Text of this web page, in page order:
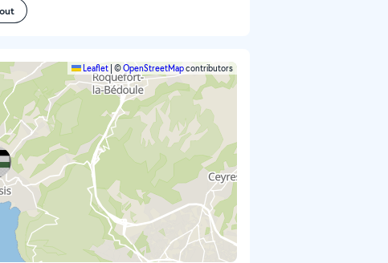
Leaflet ©OpenStreetMapcontributors